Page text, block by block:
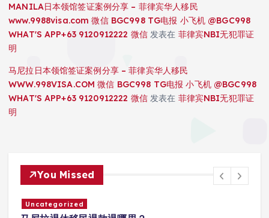
MANILA日本领馆签证案例分享 – 菲律宾华人移民
www.9988visa.com 微信 BGC998 TG电报 小飞机 @BGC998
WHAT'S APP+63 9120912222 微信发表在 菲律宾NBI无犯罪证
明
马尼拉日本领馆签证案例分享 – 菲律宾华人移民
WWW.998VISA.COM 微信 BGC998 TG电报 小飞机 @BGC998
WHAT'S APP+63 9120912222 微信发表在 菲律宾NBI无犯罪证
明
You Missed
Uncategorized